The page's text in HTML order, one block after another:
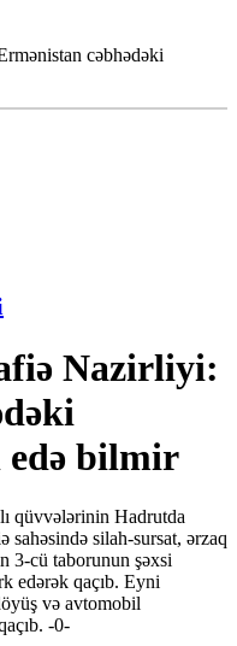
cəbhədəki
Nazirliyi:
edə bilmir
qüvvələrinin Hadrutda
sahəsində silah-sursat, ərzaq
3-cü taborunun şəxsi
edərək qaçıb. Eyni
və avtomobil
-0-